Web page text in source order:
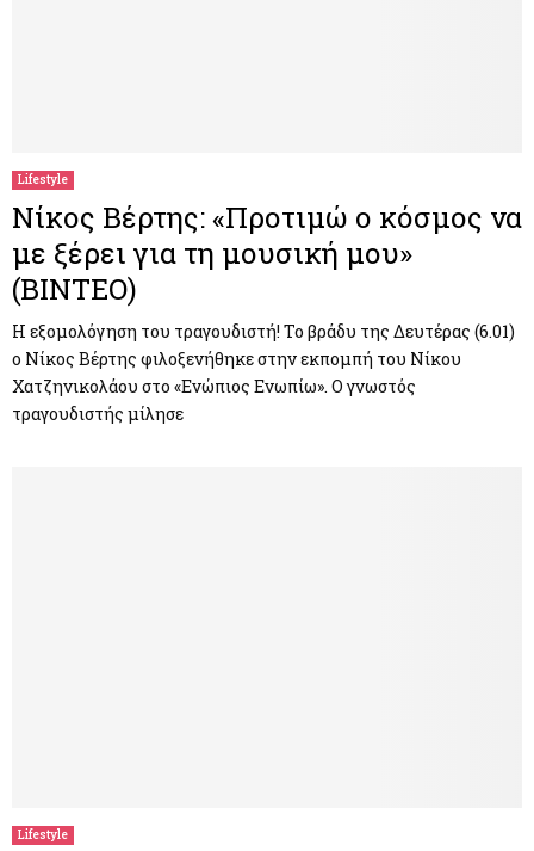
Lifestyle
Νίκος Βέρτης: «Προτιμώ ο κόσμος να
με ξέρει για τη μουσική μου»
(ΒΙΝΤΕΟ)
Η εξομολόγηση του τραγουδιστή! Το βράδυ της Δευτέρας (6.01)
ο Νίκος Βέρτης φιλοξενήθηκε στην εκπομπή του Νίκου
Χατζηνικολάου στο «Ενώπιος Ενωπίω». Ο γνωστός
τραγουδιστής μίλησε
Lifestyle